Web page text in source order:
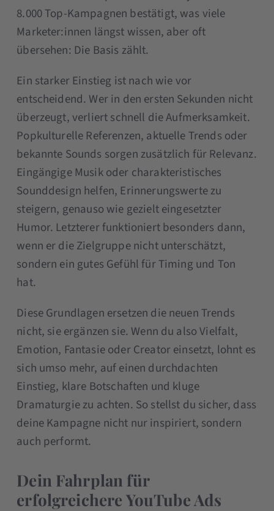
8.000 Top-Kampagnen bestätigt, was viele
Marketer:innen längst wissen, aber oft
übersehen: Die Basis zählt.
Ein starker Einstieg ist nach wie vor
entscheidend. Wer in den ersten Sekunden nicht
überzeugt, verliert schnell die Aufmerksamkeit.
Popkulturelle Referenzen, aktuelle Trends oder
bekannte Sounds sorgen zusätzlich für Relevanz.
Eingängige Musik oder charakteristisches
Sounddesign helfen, Erinnerungswerte zu
steigern, genauso wie gezielt eingesetzter
Humor. Letzterer funktioniert besonders dann,
wenn er die Zielgruppe nicht unterschätzt,
sondern ein gutes Gefühl für Timing und Ton
hat.
Diese Grundlagen ersetzen die neuen Trends
nicht, sie ergänzen sie. Wenn du also Vielfalt,
Emotion, Fantasie oder Creator einsetzt, lohnt es
sich umso mehr, auf einen durchdachten
Einstieg, klare Botschaften und kluge
Dramaturgie zu achten. So stellst du sicher, dass
deine Kampagne nicht nur inspiriert, sondern
auch performt.
Dein Fahrplan für
erfolgreichere YouTube Ads